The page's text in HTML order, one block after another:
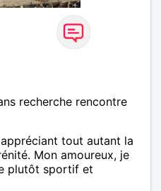
recherche rencontre
tout autant la
Mon amoureux, je
plutôt sportif et